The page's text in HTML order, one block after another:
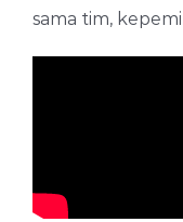
sama tim,